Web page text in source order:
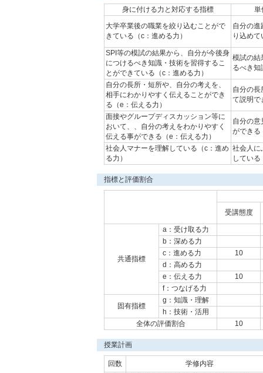
身に付ける力と対応する指標
単
大学卒業後の職業を絞り込むことがで
きている（c：進める力）
自分の進
り込めて
SPI等の模試の結果から、自分が今後身
につけるべき知識・技術を習得するこ
とができている（c：進める力）
模試の結
るべき知
自分の長所・短所や、自分の考えを、
相手にわかりやすく伝えることができ
る（e：伝える力）
自分の長
て説明で
面接やグループディスカッション等に
おいて、、自分の考えをわかりやすく
伝える事ができる（e：伝える力）
自分の意
ができる
社会人マナーを理解している（c：進め
る力）
社会人に
している
指標と評価割合
受講態度
共通指標
a：受け取る力
b：深める力
c：進める力
10
d：高める力
e：伝える力
10
f：つなげる力
固有指標
g：知識・理解
h：技術・活用
全体の評価割合
10
授業計画
回数
学修内容